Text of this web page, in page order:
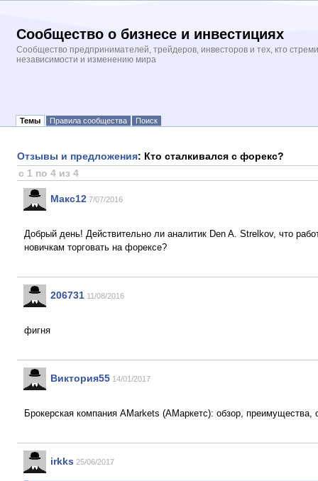
Сообщество о бизнесе и инвестициях
Сообщество предпринимателей, трейдеров, инвесторов и тех, кто
независимости и изменению мира
Темы Правила сообщества Поиск
Отзывы и предложения: Кто сталкивался с форекс?
с 1 по 4 из 4
Макс12 7/07/2016
Добрый день! Действительно ли аналитик Den A. Strelkov, что
новичкам торговать на форексе?
206731 11/08/2016
фигня
Виктория55 14/01/2017
Брокерская компания AMarkets (АМаркетс): обзор, преимущества,
irkks 25/06/2017